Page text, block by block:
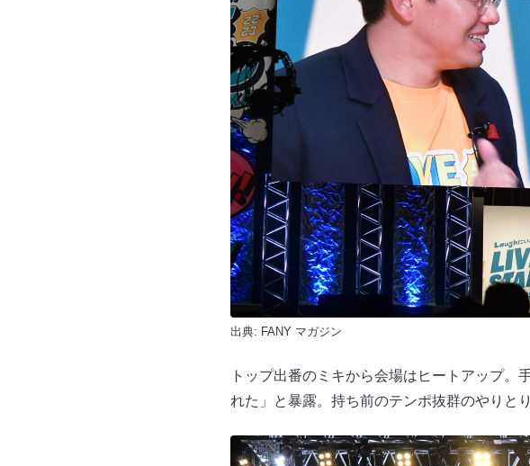
出典: FANY マガジン
トップ出番のミキから会場はヒートアップ
れた」と暴露。持ち前のテンポ抜群のやりと